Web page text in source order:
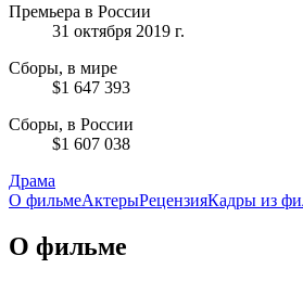
Премьера в России
31 октября 2019 г.
Сборы, в мире
$1 647 393
Сборы, в России
$1 607 038
Драма
О фильмеАктерыРецензияКадры из
О фильме